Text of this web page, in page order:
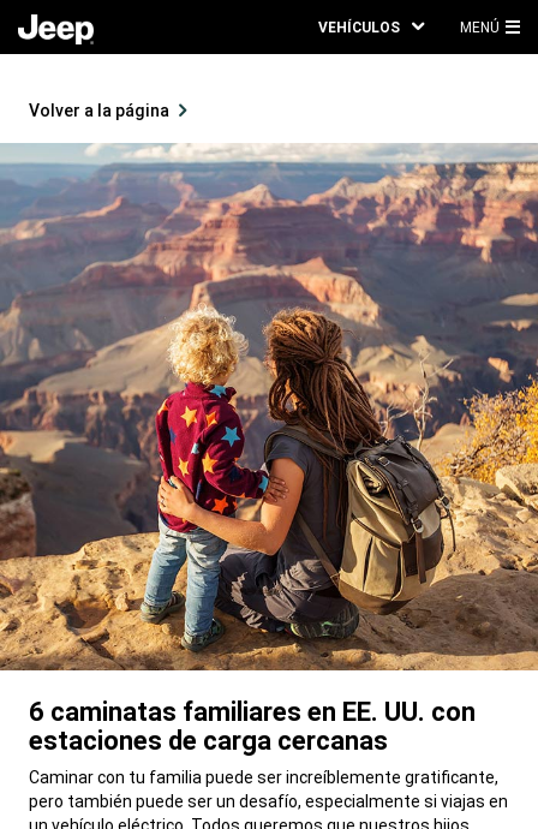
VEHÍCULOS MENÚ
Volver a la página
6 caminatas familiares en EE. UU. con
estaciones de carga cercanas
Caminar con tu familia puede ser increíblemente gratificante,
pero también puede ser un desafío, especialmente si viajas en